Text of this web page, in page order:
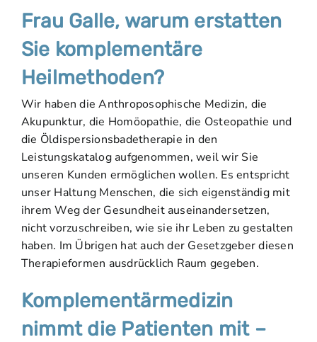
Frau Galle, warum erstatten
Sie komplementäre
Heilmethoden?
Wir haben die Anthroposophische Medizin, die
Akupunktur, die Homöopathie, die Osteopathie und
die Öldispersionsbadetherapie in den
Leistungskatalog aufgenommen, weil wir Sie
unseren Kunden ermöglichen wollen. Es entspricht
unser Haltung Menschen, die sich eigenständig mit
ihrem Weg der Gesundheit auseinandersetzen,
nicht vorzuschreiben, wie sie ihr Leben zu gestalten
haben. Im Übrigen hat auch der Gesetzgeber diesen
Therapieformen ausdrücklich Raum gegeben.
Komplementärmedizin
nimmt die Patienten mit –